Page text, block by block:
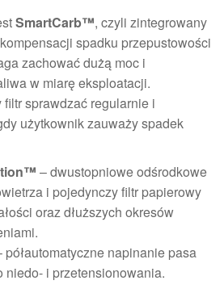
SmartCarb™, czyli zintegrowany
spadku przepustowości
zachować dużą moc i
w miarę eksploatacji.
sprawdzać regularnie i
użytkownik zauważy spadek
– dwustopniowe odśrodkowe
i pojedynczy filtr papierowy
oraz dłuższych okresów
półautomatyczne napinanie pasa
niedo- i przetensionowania.